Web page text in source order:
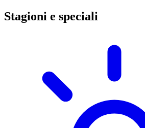
Stagioni e speciali